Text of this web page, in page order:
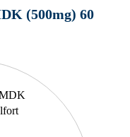
(500mg) 60